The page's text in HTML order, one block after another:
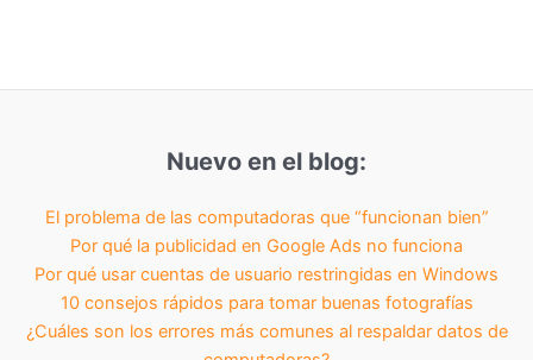
Nuevo en el blog:
El problema de las computadoras que “funcionan bien”
Por qué la publicidad en Google Ads no funciona
Por qué usar cuentas de usuario restringidas en Windows
10 consejos rápidos para tomar buenas fotografías
¿Cuáles son los errores más comunes al respaldar datos de